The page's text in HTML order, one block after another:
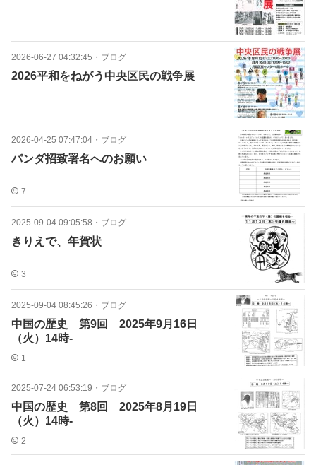
2026-06-27 04:32:45 ・ ブログ
2026平和をねがう中央区民の戦争展
2026-04-25 07:47:04 ・ ブログ
パンダ招致署名へのお願い
7
2025-09-04 09:05:58 ・ ブログ
きりえで、年賀状
3
2025-09-04 08:45:26 ・ ブログ
中国の歴史 第9回 2025年9月16日
（火）14時-
1
2025-07-24 06:53:19 ・ ブログ
中国の歴史 第8回 2025年8月19日
（火）14時-
2